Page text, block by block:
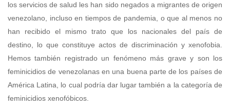
los servicios de salud les han sido negados a migrantes de origen
venezolano, incluso en tiempos de pandemia, o que al menos no
han recibido el mismo trato que los nacionales del país de
destino, lo que constituye actos de discriminación y xenofobia.
Hemos también registrado un fenómeno más grave y son los
feminicidios de venezolanas en una buena parte de los países de
América Latina, lo cual podría dar lugar también a la categoría de
feminicidios xenofóbicos.